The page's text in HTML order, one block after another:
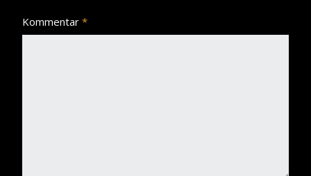
Kommentar *